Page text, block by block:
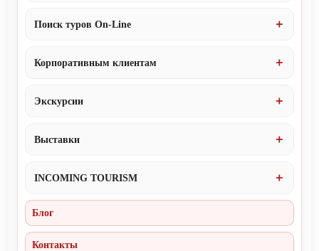
Поиск туров On-Line
Корпоративным клиентам
Экскурсии
Выставки
INCOMING TOURISM
Блог
Контакты